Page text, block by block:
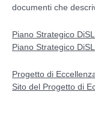
documenti che
Piano Strategico
Piano Strategico
Progetto di
Sito del Progetto di